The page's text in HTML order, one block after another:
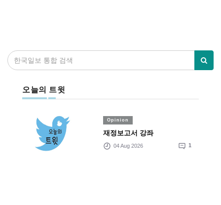
오늘의 트윗
Opinion
재정보고서 강좌
04 Aug 2026 1